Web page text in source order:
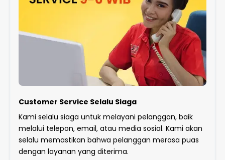
Customer Service Selalu Siaga
Kami selalu siaga untuk melayani pelanggan, baik
melalui telepon, email, atau media sosial. Kami akan
selalu memastikan bahwa pelanggan merasa puas
dengan layanan yang diterima.